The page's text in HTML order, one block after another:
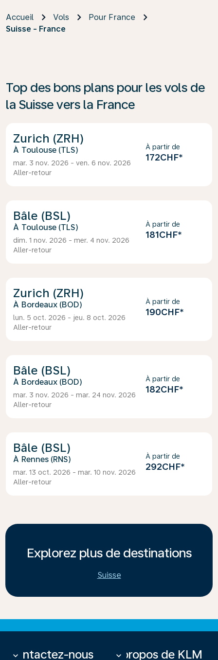
Accueil Vols
Pour France
Suisse - France
Top des bons plans pour les vols de
la Suisse vers la France
Zurich (ZRH)
Toulouse (TLS)
mar. 3 nov. 2026 - ven. 6 nov. 2026
Aller-retour
À partir de
172CHF*
Bâle (BSL)
Toulouse (TLS)
dim. 1 nov. 2026 - mer. 4 nov. 2026
Aller-retour
À partir de
181CHF*
Zurich (ZRH)
Bordeaux (BOD)
lun. 5 oct. 2026 - jeu. 8 oct. 2026
Aller-retour
À partir de
190CHF*
Bâle (BSL)
Bordeaux (BOD)
mar. 3 nov. 2026 - mar. 24 nov. 2026
Aller-retour
À partir de
182CHF*
Bâle (BSL)
Rennes (RNS)
mar. 13 oct. 2026 - mar. 10 nov. 2026
Aller-retour
À partir de
292CHF*
Explorez plus de destinations
Suisse
Contactez-nous
keyboard_arrow_down À propos de KLM
keyboard_arrow_down